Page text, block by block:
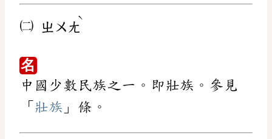
㈡ ㄓㄨㄤ
ˋ
名
中國少數民族之一。即壯族。參見
「 壯族 」條。